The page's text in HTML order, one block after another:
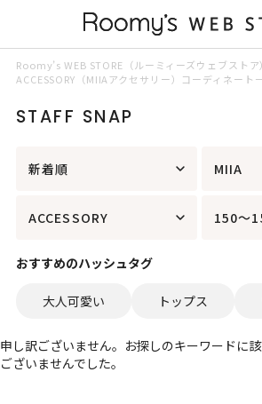
Roomy’s WEB STORE（ルーミィーズウェブストア
ACCESSORY（MIIAアクセサリー）コーディネート
STAFF SNAP
新着順 MIIA
ACCESSORY 150～
おすすめのハッシュタグ
大人可愛い トップス
申し訳ございません。お探しのキーワードに
ございませんでした。